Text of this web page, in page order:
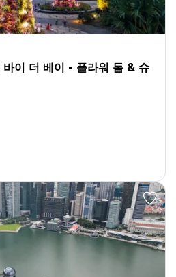
바이 더 베이 - 플라워 돔 & 슈